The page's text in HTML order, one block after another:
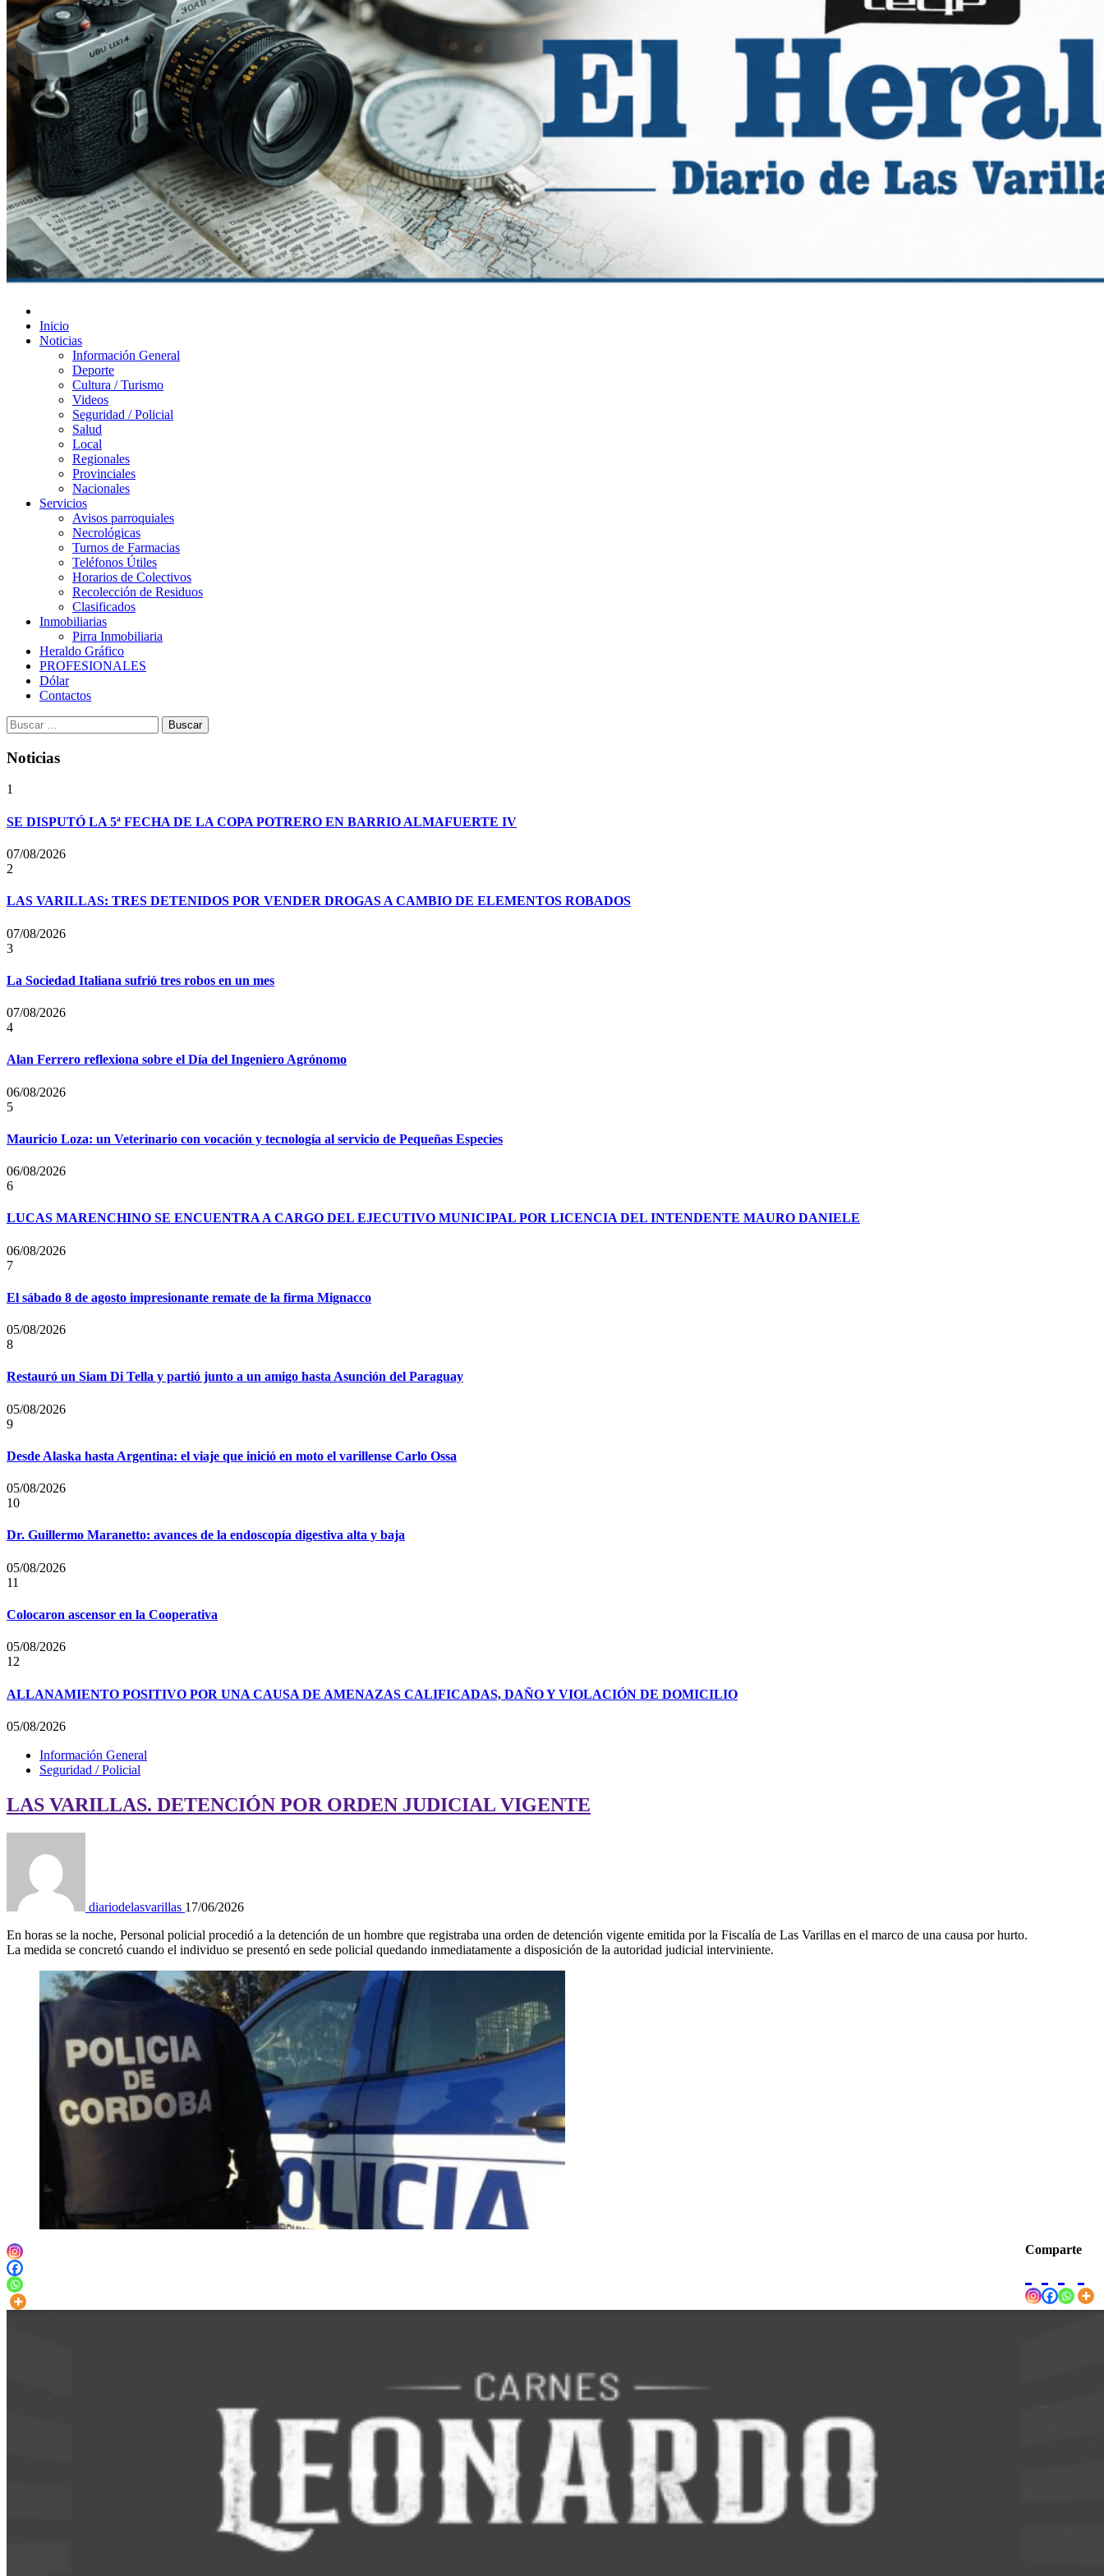
Diario de Las Varillas
Inicio
Noticias
Información General
Deporte
Cultura / Turismo
Videos
Seguridad / Policial
Salud
Local
Regionales
Provinciales
Nacionales
Servicios
Avisos parroquiales
Necrológicas
Turnos de Farmacias
Teléfonos Útiles
Horarios de Colectivos
Recolección de Residuos
Clasificados
Inmobiliarias
Pirra Inmobiliaria
Heraldo Gráfico
PROFESIONALES
Dólar
Contactos
Buscar:
Noticias
1
SE DISPUTÓ LA 5ª FECHA DE LA COPA POTRERO EN BARRIO ALMAFUERTE IV
07/08/2026
2
LAS VARILLAS: TRES DETENIDOS POR VENDER DROGAS A CAMBIO DE ELEMENTOS ROBADOS
07/08/2026
3
La Sociedad Italiana sufrió tres robos en un mes
07/08/2026
4
Alan Ferrero reflexiona sobre el Día del Ingeniero Agrónomo
06/08/2026
5
Mauricio Loza: un Veterinario con vocación y tecnología al servicio de Pequeñas Especies
06/08/2026
6
LUCAS MARENCHINO SE ENCUENTRA A CARGO DEL EJECUTIVO MUNICIPAL POR LICENCIA DEL INTENDENTE MAURO DANIELE
06/08/2026
7
El sábado 8 de agosto impresionante remate de la firma Mignacco
05/08/2026
8
Restauró un Siam Di Tella y partió junto a un amigo hasta Asunción del Paraguay
05/08/2026
9
Desde Alaska hasta Argentina: el viaje que inició en moto el varillense Carlo Ossa
05/08/2026
10
Dr. Guillermo Maranetto: avances de la endoscopía digestiva alta y baja
05/08/2026
11
Colocaron ascensor en la Cooperativa
05/08/2026
12
ALLANAMIENTO POSITIVO POR UNA CAUSA DE AMENAZAS CALIFICADAS, DAÑO Y VIOLACIÓN DE DOMICILIO
05/08/2026
Información General
Seguridad / Policial
LAS VARILLAS. DETENCIÓN POR ORDEN JUDICIAL VIGENTE
diariodelasvarillas 17/06/2026
En horas se la noche, Personal policial procedió a la detención de un hombre que registraba una orden de detención vigente emitida por la Fiscalía de Las Varillas en el marco de una causa por hurto.
La medida se concretó cuando el individuo se presentó en sede policial quedando inmediatamente a disposición de la autoridad judicial interviniente.
Comparte